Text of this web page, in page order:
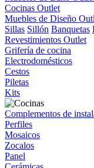
Cocinas Outlet
Muebles de Diseño
Sillas Sillón Banquetas
Revestimientos Outlet
Grifería de cocina
Electrodomésticos
Cestos
Piletas
Kits
Complementos de
Perfiles
Mosaicos
Zocalos
Panel